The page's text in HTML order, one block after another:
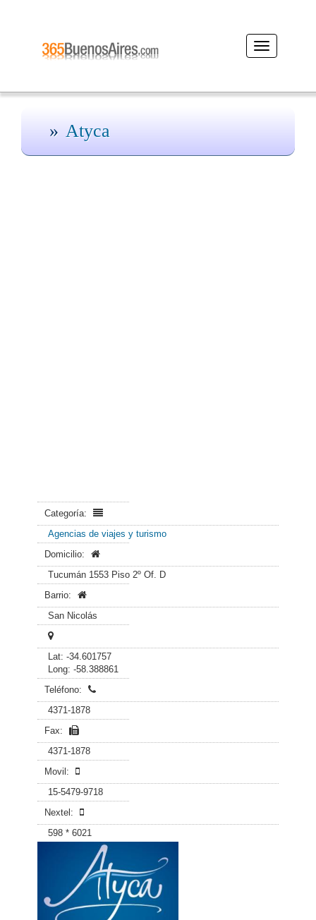
Desplegar
navegación
Atyca
Categoría:
Agencias de viajes y turismo
Domicilio:
Tucumán 1553 Piso 2º Of. D
Barrio:
San Nicolás
Lat: -34.601757
Long: -58.388861
Teléfono:
4371-1878
Fax:
4371-1878
Movil:
15-5479-9718
Nextel:
598 * 6021